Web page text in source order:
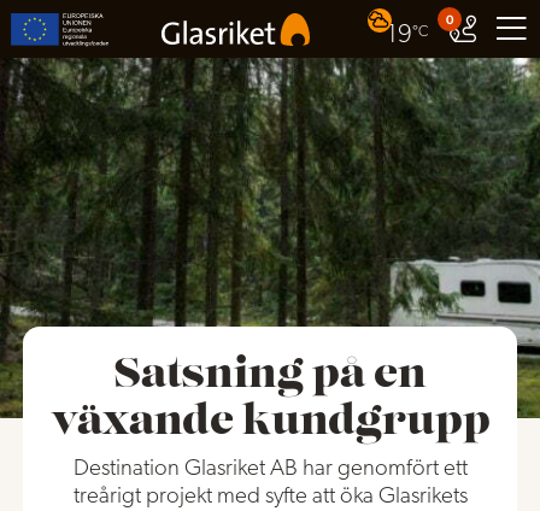
19°C
0
Satsning på en
växande kundgrupp
Destination Glasriket AB har genomfört ett
treårigt projekt med syfte att öka Glasrikets